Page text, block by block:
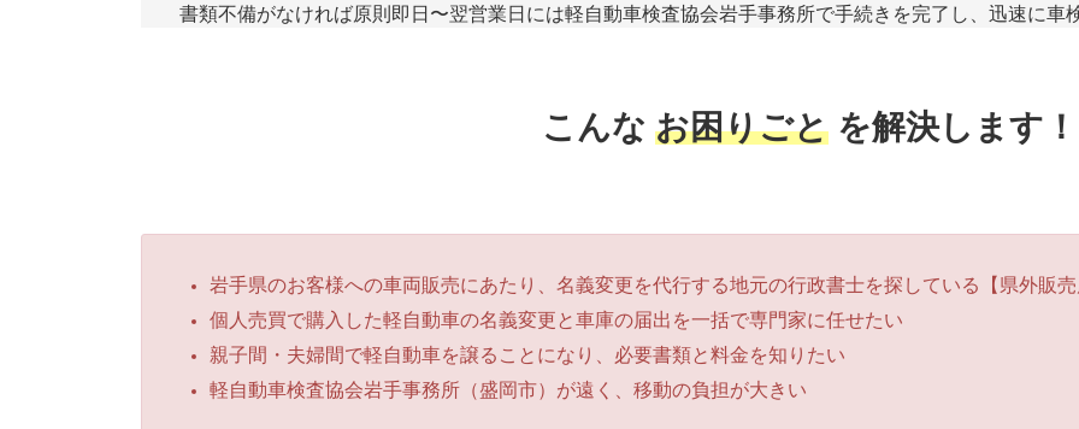
書類不備がなければ原則即日〜翌営業日には軽自動車検査協会岩手事務所で手続きを完了し、迅速に車
こんな お困りごとを解決します！
岩手県のお客様への車両販売にあたり、名義変更を代行する地元の行政書士を探している【県外販売
個人売買で購入した軽自動車の名義変更と車庫の届出を一括で専門家に任せたい
親子間・夫婦間で軽自動車を譲ることになり、必要書類と料金を知りたい
軽自動車検査協会岩手事務所（盛岡市）が遠く、移動の負担が大きい